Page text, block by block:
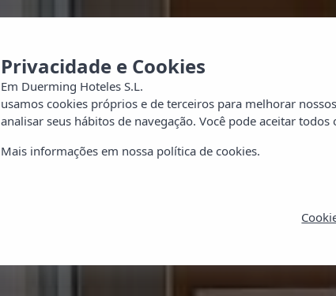
Privacidade e Cookies
Em Duerming Hoteles S.L.
usamos cookies próprios e de terceiros para melhorar
analisar seus hábitos de navegação. Você pode aceitar
Mais informações em nossa política de cookies.